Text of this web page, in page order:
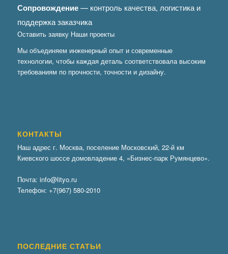
Сопровождение— контроль качества, логистика и
поддержка заказчика
Оставить заявку Наши проекты
Мы объединяем инженерный опыт и современные
технологии, чтобы каждая деталь соответствовала высоким
требованиям по прочности, точности и дизайну.
КОНТАКТЫ
Наш адрес г. Москва, поселение Московский, 22-й км
Киевского шоссе домовладение 4, «Бизнес-парк Румянцево».
Почта: info@lityo.ru
Телефон: +7(967) 580-2010
ПОСЛЕДНИЕ СТАТЬИ